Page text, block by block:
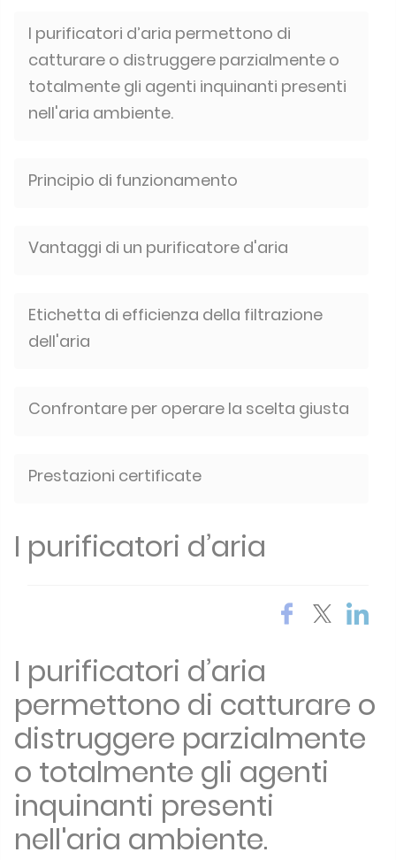
I purificatori d’aria permettono di
catturare o distruggere parzialmente o
totalmente gli agenti inquinanti presenti
nell'aria ambiente.
Principio di funzionamento
Vantaggi di un purificatore d'aria
Etichetta di efficienza della filtrazione
dell'aria
Confrontare per operare la scelta giusta
Prestazioni certificate
I purificatori d’aria
I purificatori d’aria
permettono di catturare o
distruggere parzialmente
o totalmente gli agenti
inquinanti presenti
nell'aria ambiente.